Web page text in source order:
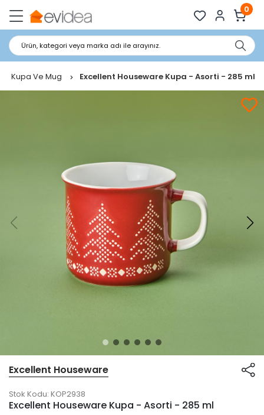
0
Ürün, kategori veya marka adı ile arayınız.
Kupa Ve Mug Excellent Houseware Kupa - Asorti - 285 ml
Excellent Houseware
Stok Kodu: KOP2938
Excellent Houseware Kupa - Asorti - 285 ml